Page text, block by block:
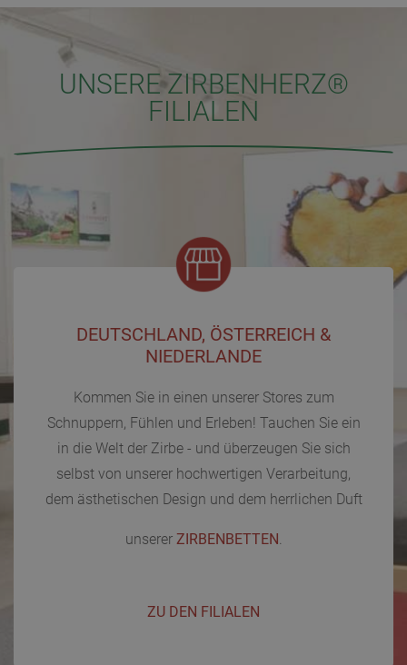
UNSERE ZIRBENHERZ®
FILIALEN
DEUTSCHLAND, ÖSTERREICH &
NIEDERLANDE
Kommen Sie in einen unserer Stores zum
Schnuppern, Fühlen und Erleben! Tauchen Sie ein
in die Welt der Zirbe - und überzeugen Sie sich
selbst von unserer hochwertigen Verarbeitung,
dem ästhetischen Design und dem herrlichen Duft
unserer ZIRBENBETTEN
ZU DEN FILIALEN